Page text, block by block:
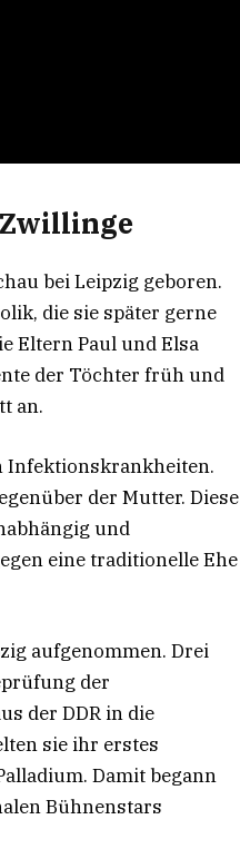
bei Leipzig geboren.
die sie später gerne
Eltern Paul und Elsa
der Töchter früh und
an.
Infektionskrankheiten.
der Mutter. Diese
und
eine traditionelle Ehe
aufgenommen. Drei
der
der DDR in die
sie ihr erstes
Damit begann
Bühnenstars